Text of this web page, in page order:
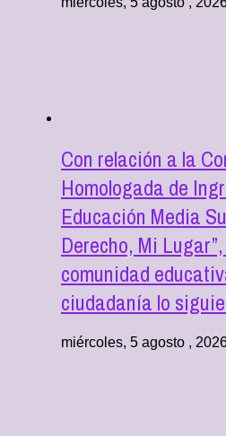
Con relación a la
Homologada de
Educación Media
Derecho, Mi
comunidad
ciudadanía lo
miércoles, 5 agosto ,